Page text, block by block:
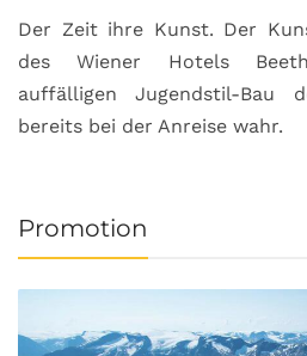
Der Zeit ihre Kunst. Der
des Wiener Hotels
auffälligen Jugendstil-Bau
bereits bei der Anreise wahr.
Promotion